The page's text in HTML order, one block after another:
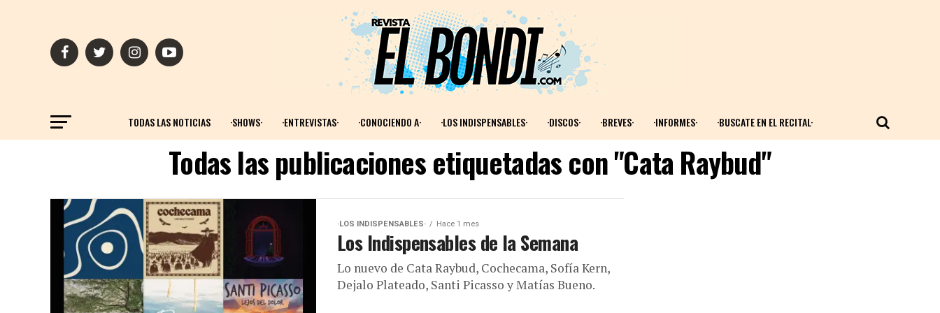
TODAS LAS NOTICIAS ·SHOWS· ·ENTREVISTAS· ·CONOCIENDO A· ·LOS INDISPENSABLES· ·DISCOS· ·BREVES· ·INFORMES· ·BUSCATE EN EL RECITAL·
Todas las publicaciones etiquetadas con "Cata Raybud"
·LOS INDISPENSABLES· Hace 1 mes
Los Indispensables de la Semana
Lo nuevo de Cata Raybud, Cochecama, Sofía Kern,
Dejalo Plateado, Santi Picasso y Matías Bueno.